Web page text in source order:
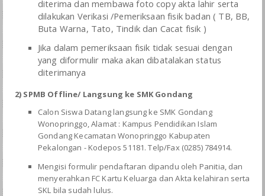
diterima dan membawa foto copy akta lahir serta
dilakukan Verikasi /Pemeriksaan fisik badan ( TB, BB,
Buta Warna, Tato, Tindik dan Cacat fisik )
Jika dalam pemeriksaan fisik tidak sesuai dengan
yang diformulir maka akan dibatalakan status
diterimanya
2) SPMB Offline/ Langsung ke SMK Gondang
Calon Siswa Datang langsung ke SMK Gondang
Wonopringgo, Alamat : Kampus Pendidikan Islam
Gondang Kecamatan Wonopringgo Kabupaten
Pekalongan - Kodepos 51181. Telp/Fax (0285) 784914.
Mengisi formulir pendaftaran dipandu oleh Panitia, dan
menyerahkan FC Kartu Keluarga dan Akta kelahiran serta
SKL bila sudah lulus.